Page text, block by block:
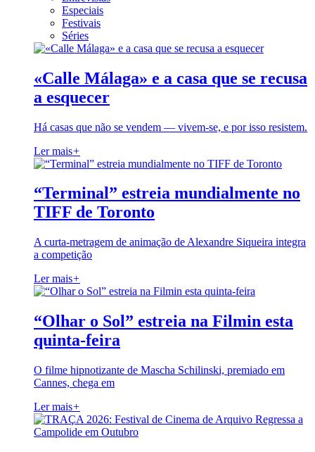
Especiais
Festivais
Séries
«Calle Málaga» e a casa que se recusa
a esquecer
Há casas que não se vendem — vivem-se, e por isso resistem.
Ler mais+
“Terminal” estreia mundialmente no
TIFF de Toronto
A curta-metragem de animação de Alexandre Siqueira integra
a competição
Ler mais+
“Olhar o Sol” estreia na Filmin esta
quinta-feira
O filme hipnotizante de Mascha Schilinski, premiado em
Cannes, chega em
Ler mais+